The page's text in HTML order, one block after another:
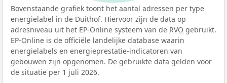
Bovenstaande grafiek toont het aantal adressen per type
energielabel in de Duithof. Hiervoor zijn de data op
adresniveau uit het EP-Online systeem van de RVO gebruikt.
EP-Online is de officiële landelijke database waarin
energielabels en energieprestatie-indicatoren van
gebouwen zijn opgenomen. De gebruikte data gelden voor
de situatie per 1 juli 2026.